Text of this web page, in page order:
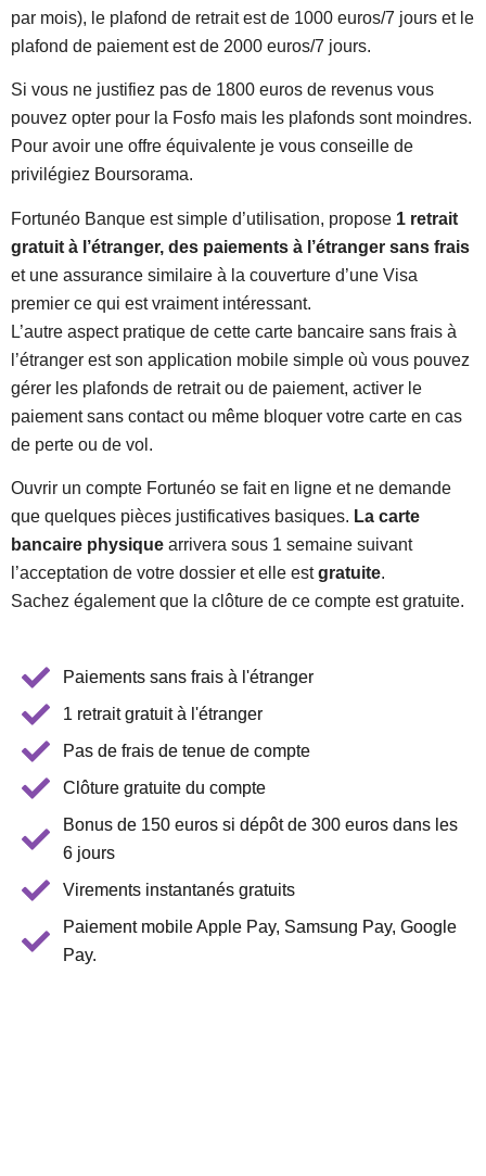
par mois), le plafond de retrait est de 1000 euros/7 jours et le
plafond de paiement est de 2000 euros/7 jours.
Si vous ne justifiez pas de 1800 euros de revenus vous
pouvez opter pour la Fosfo mais les plafonds sont moindres.
Pour avoir une offre équivalente je vous conseille de
privilégiez Boursorama.
Fortunéo Banque est simple d’utilisation, propose 1 retrait
gratuit à l’étranger, des paiements à l’étranger sans frais
et une assurance similaire à la couverture d’une Visa
premier ce qui est vraiment intéressant.
L’autre aspect pratique de cette carte bancaire sans frais à
l’étranger est son application mobile simple où vous pouvez
gérer les plafonds de retrait ou de paiement, activer le
paiement sans contact ou même bloquer votre carte en cas
de perte ou de vol.
Ouvrir un compte Fortunéo se fait en ligne et ne demande
que quelques pièces justificatives basiques. La carte
bancaire physique arrivera sous 1 semaine suivant
l’acceptation de votre dossier et elle estgratuite.
Sachez également que la clôture de ce compte est gratuite.
Paiements sans frais à l'étranger
1 retrait gratuit à l'étranger
Pas de frais de tenue de compte
Clôture gratuite du compte
Bonus de 150 euros si dépôt de 300 euros dans les
6 jours
Virements instantanés gratuits
Paiement mobile Apple Pay, Samsung Pay, Google
Pay.